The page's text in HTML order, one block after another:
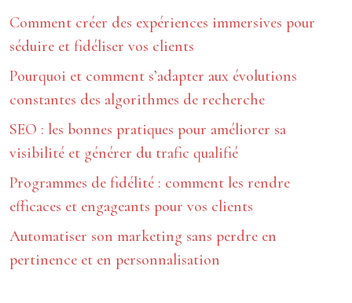
Comment créer des expériences immersives pour
séduire et fidéliser vos clients
Pourquoi et comment s’adapter aux évolutions
constantes des algorithmes de recherche
SEO : les bonnes pratiques pour améliorer sa
visibilité et générer du trafic qualifié
Programmes de fidélité : comment les rendre
efficaces et engageants pour vos clients
Automatiser son marketing sans perdre en
pertinence et en personnalisation